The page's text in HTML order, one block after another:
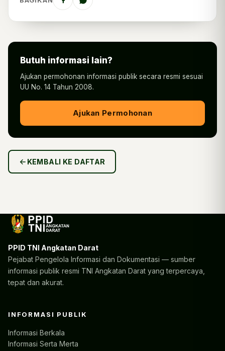
Butuh informasi lain?
Ajukan permohonan informasi publik secara resmi sesuai
UU No. 14 Tahun 2008.
Ajukan Permohonan
KEMBALI KE DAFTAR
PPID TNI Angkatan Darat
Pejabat Pengelola Informasi dan Dokumentasi — sumber
informasi publik resmi TNI Angkatan Darat yang terpercaya,
tepat dan akurat.
INFORMASI PUBLIK
Informasi Berkala
Informasi Serta Merta